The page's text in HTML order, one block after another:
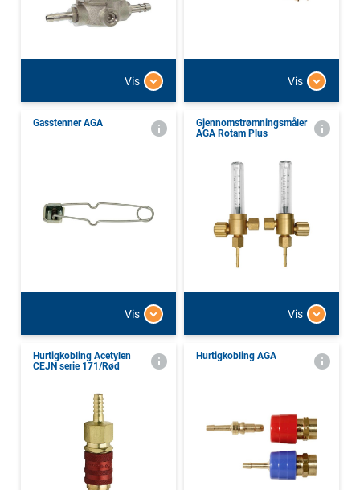
Vis Vis
Gasstenner AGA
Vis
Gjennomstrømningsmåler
AGA Rotam Plus
Vis
Hurtigkobling Acetylen
CEJN serie 171/Rød
Hurtigkobling AGA